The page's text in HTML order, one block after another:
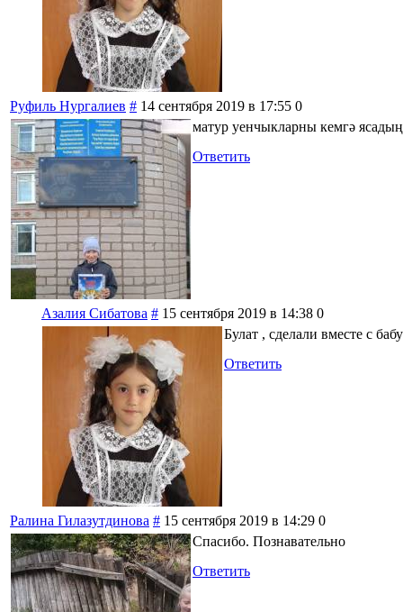
Руфиль Нургалиев # 14 сентября 2019 в 17:55 0
матур уенчыкларны кемгә ясадың
Ответить
Азалия Сибатова # 15 сентября 2019 в 14:38 0
Булат , сделали вместе с
Ответить
Ралина Гилазутдинова # 15 сентября 2019 в 14:29 0
Спасибо. Познавательно
Ответить